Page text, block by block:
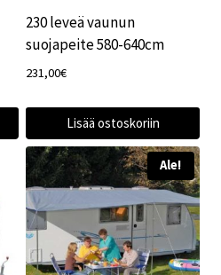
230 leveä vaunun
suojapeite 580-640cm
231,00€
Lisää ostoskoriin
Ale!